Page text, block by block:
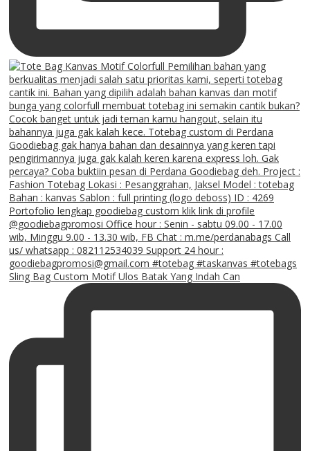
Sling Bag Custom Motif Ulos Batak Yang Indah Can